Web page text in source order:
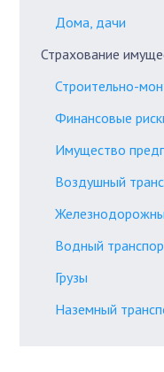
Дома, дачи
Страхование
Строительно-
Финансовые
Имущество
Воздушный
Водный
Грузы
Наземный